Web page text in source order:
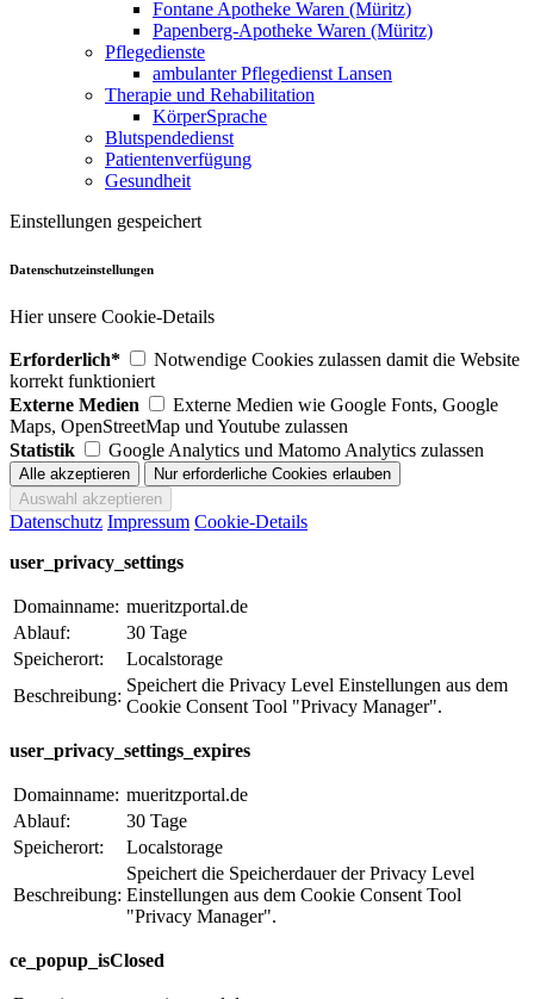
Fontane Apotheke Waren (Müritz)
Papenberg-Apotheke Waren (Müritz)
Pflegedienste
ambulanter Pflegedienst Lansen
Therapie und Rehabilitation
KörperSprache
Blutspendedienst
Patientenverfügung
Gesundheit
Einstellungen gespeichert
Datenschutzeinstellungen
Hier unsere Cookie-Details
Erforderlich*
Notwendige Cookies zulassen damit die Website
korrekt funktioniert
Externe Medien
Externe Medien wie Google Fonts, Google
Maps, OpenStreetMap und Youtube zulassen
Statistik
Google Analytics und Matomo Analytics zulassen
Datenschutz Impressum Cookie-Details
user_privacy_settings
Domainname: mueritzportal.de
Ablauf:
30 Tage
Speicherort:
Localstorage
Beschreibung:
Speichert die Privacy Level Einstellungen aus dem
Cookie Consent Tool "Privacy Manager".
user_privacy_settings_expires
Domainname: mueritzportal.de
Ablauf:
30 Tage
Speicherort:
Localstorage
Beschreibung:
Speichert die Speicherdauer der Privacy Level
Einstellungen aus dem Cookie Consent Tool
"Privacy Manager".
ce_popup_isClosed